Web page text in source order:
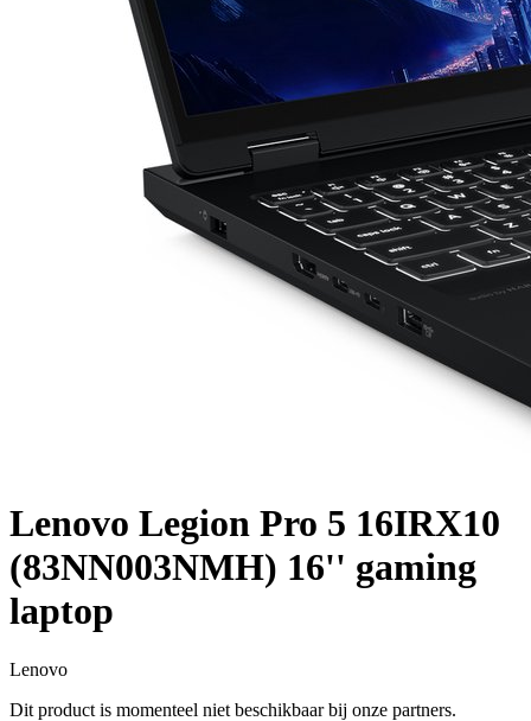
Lenovo Legion Pro 5 16IRX10
(83NN003NMH) 16'' gaming
laptop
Lenovo
Dit product is momenteel niet beschikbaar bij onze partners.